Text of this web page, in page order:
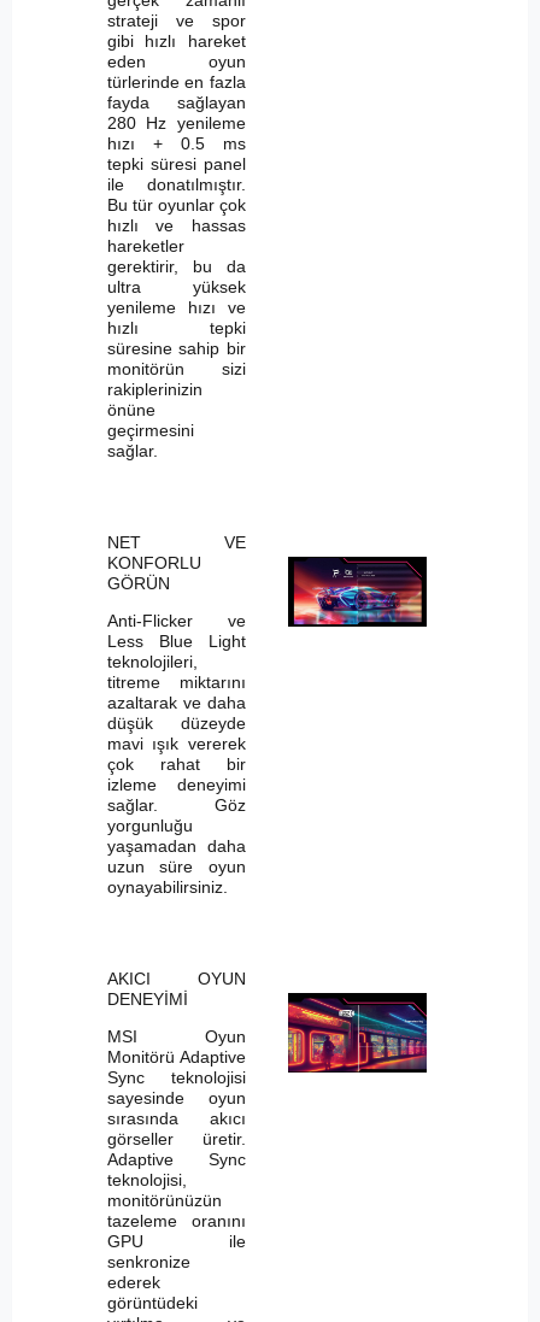
strateji ve spor
gibi hızlı hareket
eden oyun
türlerinde en fazla
fayda sağlayan
280 Hz yenileme
hızı + 0.5 ms
tepki süresi panel
ile donatılmıştır.
Bu tür oyunlar çok
hızlı ve hassas
hareketler
gerektirir, bu da
ultra yüksek
yenileme hızı ve
hızlı tepki
süresine sahip bir
monitörün sizi
rakiplerinizin
önüne
geçirmesini
sağlar.
NET VE
KONFORLU
GÖRÜN
Anti-Flicker ve
Less Blue Light
teknolojileri,
titreme miktarını
azaltarak ve daha
düşük düzeyde
mavi ışık vererek
çok rahat bir
izleme deneyimi
sağlar. Göz
yorgunluğu
yaşamadan daha
uzun süre oyun
oynayabilirsiniz.
AKICI OYUN
DENEYİMİ
MSI Oyun
Monitörü Adaptive
Sync teknolojisi
sayesinde oyun
sırasında akıcı
görseller üretir.
Adaptive Sync
teknolojisi,
monitörünüzün
tazeleme oranını
GPU ile
senkronize
ederek
görüntüdeki